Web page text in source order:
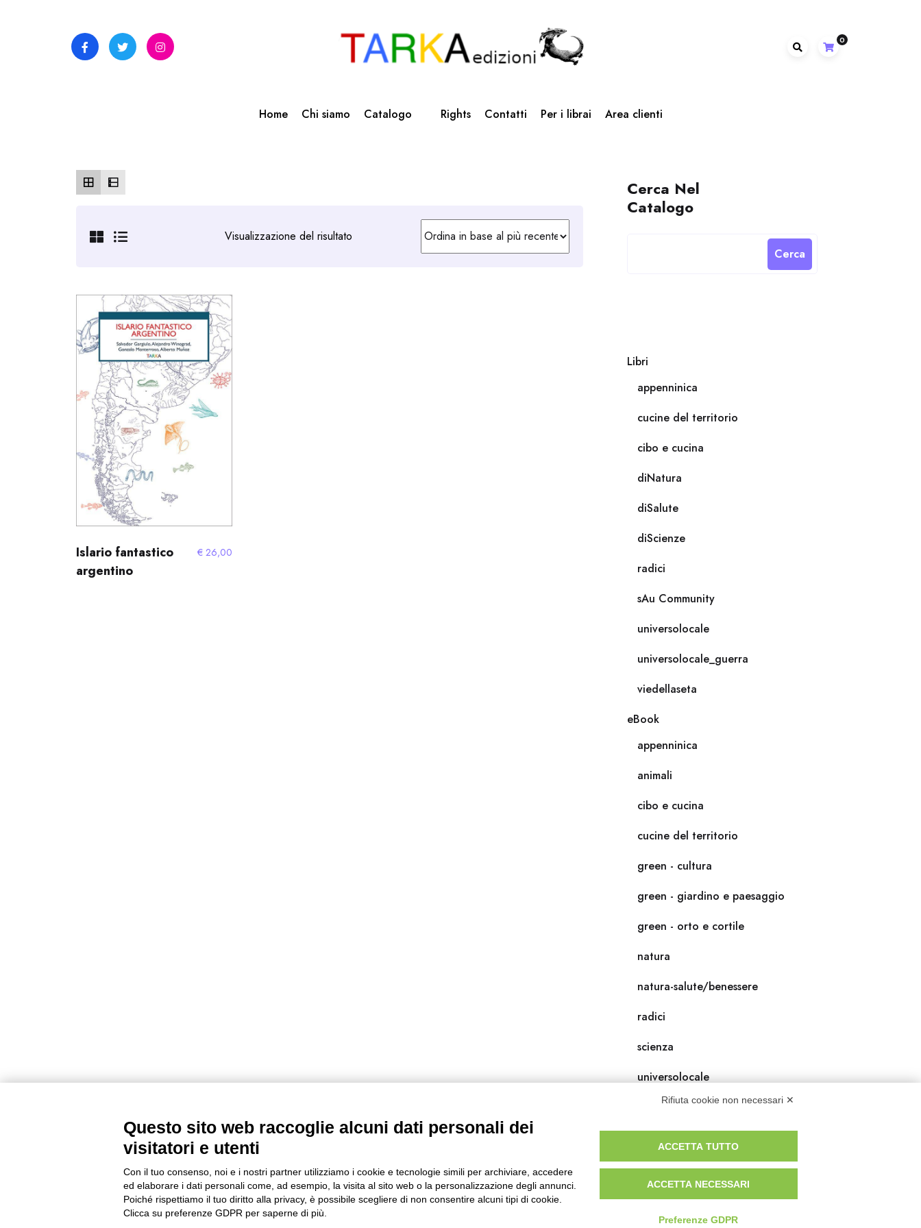
0
Home Chi siamo Catalogo Rights Contatti Per i librai Area clienti
Visualizzazione del risultato
Islario fantastico
argentino
€26,00
Cerca Nel
Catalogo
Cerca
Libri
appenninica
cucine del territorio
cibo e cucina
diNatura
diSalute
diScienze
radici
sAu Community
universolocale
universolocale_guerra
viedellaseta
eBook
appenninica
animali
cibo e cucina
cucine del territorio
green - cultura
green - giardino e paesaggio
green - orto e cortile
natura
natura-salute/benessere
radici
scienza
universolocale
viedellaseta
Rifiuta cookie non necessari ✕
Questo sito web raccoglie alcuni dati personali dei
visitatori e utenti
Con il tuo consenso, noi e i nostri partner utilizziamo i cookie e tecnologie simili per archiviare, accedere
ed elaborare i dati personali come, ad esempio, la visita al sito web o la personalizzazione degli annunci.
Poiché rispettiamo il tuo diritto alla privacy, è possibile scegliere di non consentire alcuni tipi di cookie.
Clicca su preferenze GDPR per saperne di più.
ACCETTA TUTTO
ACCETTA NECESSARI
Preferenze GDPR